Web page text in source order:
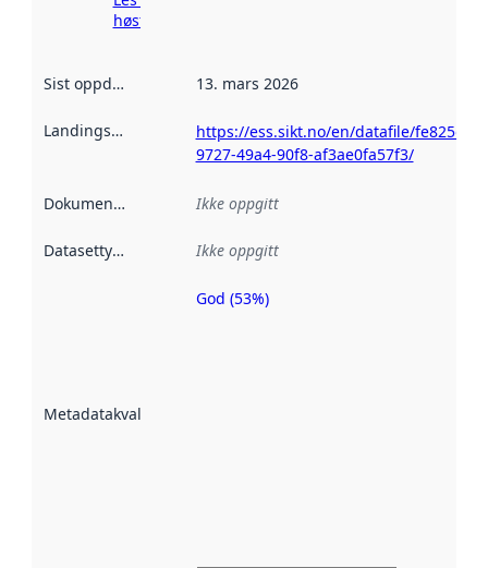
høsting her
Sist oppdatert 13. mars 2026
Landingsside
https://ess.sikt.no/en/datafile/fe825d65-
9727-49a4-90f8-af3ae0fa57f3/
Dokumentasjon Ikke oppgitt
Datasettype Ikke oppgitt
Metadatakvalitet
Metadatakvalitet
God (53%)